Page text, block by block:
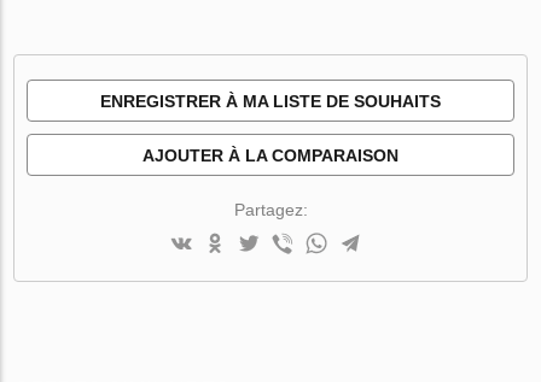
ENREGISTRER À MA LISTE DE SOUHAITS
AJOUTER À LA COMPARAISON
Partagez: